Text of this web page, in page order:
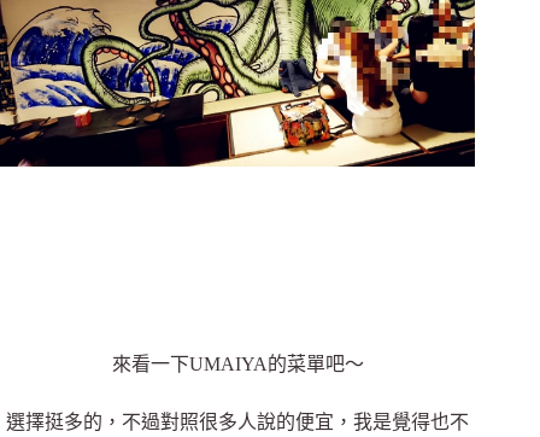
來看一下UMAIYA的菜單吧～
選擇挺多的，不過對照很多人說的便宜，我是覺得也不